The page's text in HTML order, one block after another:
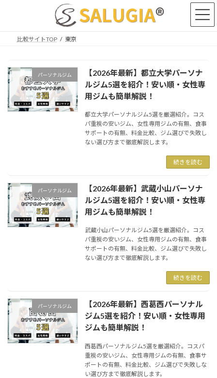
比較サイトTOP 東京
パーソナルジム
【2026年最新】都立大学パーソナ
ルジム5選を紹介！安い順・女性専
用ジムも簡単解説！
都立大学パーソナルジム5選を厳選紹介。コス
パ重視の安いジム、女性専用ジムの有無、食事
サポートの有無、料金比較、ジム選びで失敗し
ない選び方まで徹底解説します。
続きを読む
パーソナルジム
【2026年最新】武蔵小山パーソナ
ルジム5選を紹介！安い順・女性専
用ジムも簡単解説！
武蔵小山パーソナルジム5選を厳選紹介。コス
パ重視の安いジム、女性専用ジムの有無、食事
サポートの有無、料金比較、ジム選びで失敗し
ない選び方まで徹底解説します。
続きを読む
パーソナルジム
【2026年最新】西葛西パーソナル
ジム5選を紹介！安い順・女性専用
ジムも簡単解説！
西葛西パーソナルジム5選を厳選紹介。コスパ
重視の安いジム、女性専用ジムの有無、食事サ
ポートの有無、料金比較、ジム選びで失敗しな
い選び方まで徹底解説します。